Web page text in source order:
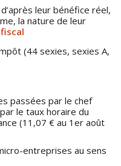
leur bénéfice réel,
la nature de leur
fiscal
(44 sexies, sexies A,
passées par le chef
le taux horaire du
(11,07 € au 1er août
entreprises au sens